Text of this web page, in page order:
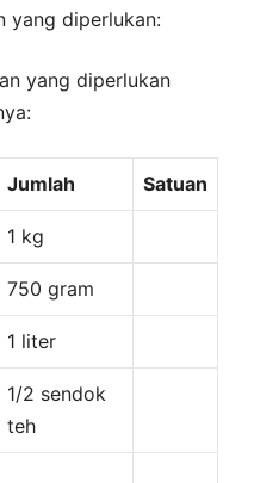
yang diperlukan:
yang diperlukan
Jumlah Satuan
1 kg
750 gram
1 liter
1/2 sendok
teh